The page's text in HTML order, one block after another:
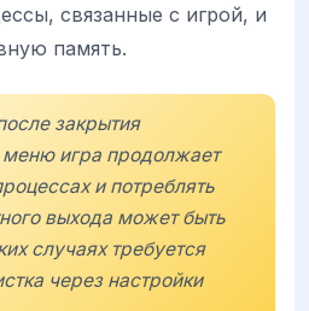
связанные с игрой, и
память.
закрытия
игра продолжает
и потреблять
выхода может быть
случаях требуется
через настройки